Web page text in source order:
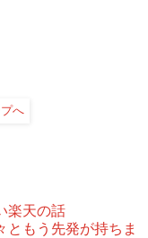
楽天の話
ともう先発が持ちま